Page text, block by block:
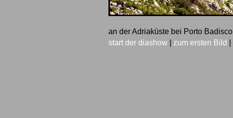
an der Adriaküste bei Porto Badisco
start der diashow
zum ersten Bild